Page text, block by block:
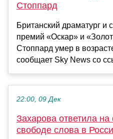
Стоппард
Британский драматург и
премий «Оскар» и
Стоппард умер в
сообщает Sky News со
22:00, 09 Дек
Захарова ответила
свободе слова в